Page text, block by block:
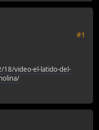
#1
video-el-latido-del-